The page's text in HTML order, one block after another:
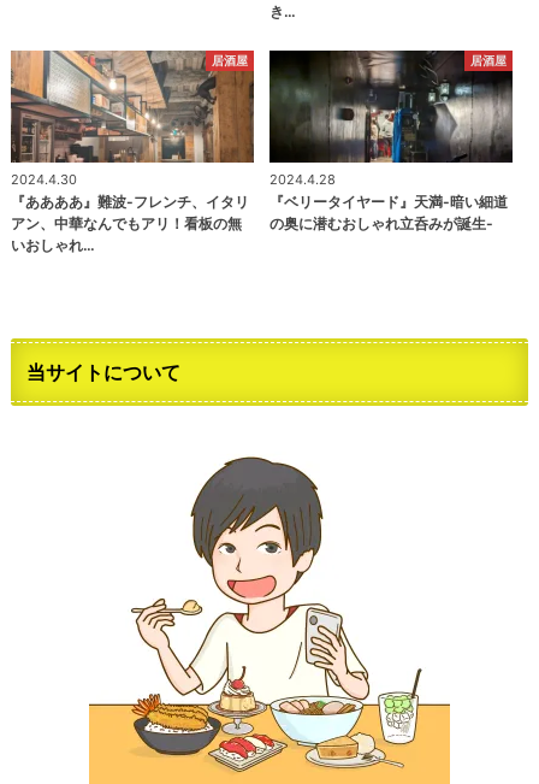
き…
居酒屋
2024.4.30
『ああああ』難波-フレンチ、イタリ
アン、中華なんでもアリ！看板の無
いおしゃれ…
居酒屋
2024.4.28
『ベリータイヤード』天満-暗い細道
の奥に潜むおしゃれ立呑みが誕生-
当サイトについて